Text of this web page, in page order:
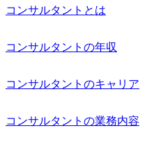
コンサルタントとは
コンサルタントの年収
コンサルタントのキャリア
コンサルタントの業務内容